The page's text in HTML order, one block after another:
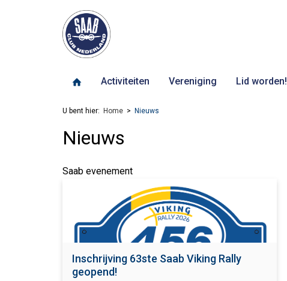
Activiteiten Vereniging Lid worden!
U bent hier: Home Nieuws
Nieuws
Saab evenement
Inschrijving 63ste Saab Viking Rally
geopend!